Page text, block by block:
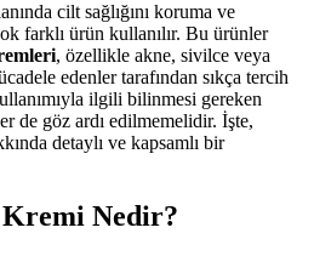
cilt sağlığını koruma ve
farklı ürün kullanılır. Bu ürünler
, özellikle akne, sivilce veya
edenler tarafından sıkça tercih
ilgili bilinmesi gereken
de göz ardı edilmemelidir. İşte,
detaylı ve kapsamlı bir
Nedir?